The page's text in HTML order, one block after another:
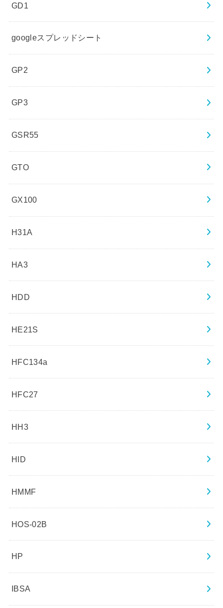
GD1
googleスプレッドシート
GP2
GP3
GSR55
GTO
GX100
H31A
HA3
HDD
HE21S
HFC134a
HFC27
HH3
HID
HMMF
HOS-02B
HP
IBSA